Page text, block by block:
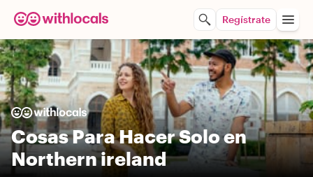
Regístrate
Cosas Para Hacer Solo en
Northern ireland